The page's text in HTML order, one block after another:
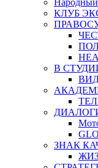
Народный
КЛУБ
В
ЗНАК